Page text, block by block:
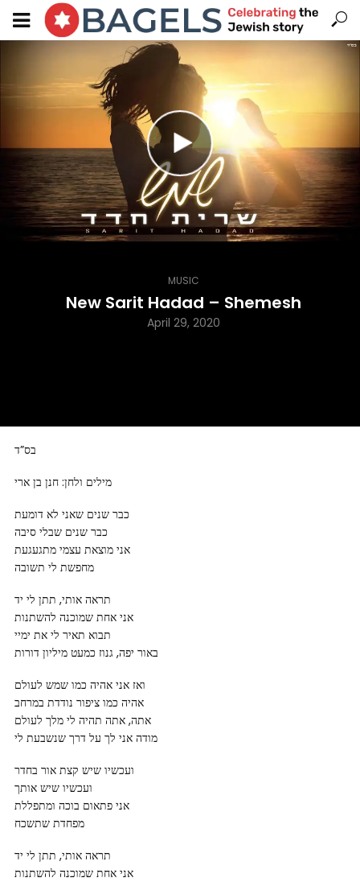
MUSIC
New Sarit Hadad – Shemesh
April 29, 2020
בס”ד
מילים ולחן: חנן בן ארי
כבר שנים שאני לא דומעת
כבר שנים שבלי סיבה
אני מוצאת עצמי מתגעגעת
מחפשת לי תשובה
תראה אותי, תתן לי יד
אני אחת שמוכנה להשתנות
תבוא תאיר לי את ימיי
באור יפה, גנוז כמעט מיליון דורות
ואז אני אהיה כמו שמש לעולם
אהיה כמו ציפור נודדת במרחב
אתה, אתה תהיה לי מלך לעולם
מודה אני לך על דרך שנשבעת לי
ועכשיו שיש קצת אור בחדר
ועכשיו שיש אותך
אני פתאום בוכה ומתפללת
מפחדת שתשכח
תראה אותי, תתן לי יד
אני אחת שמוכנה להשתנות